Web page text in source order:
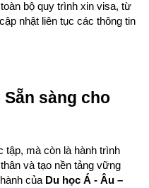
bộ quy trình xin visa, từ
nhật liên tục các thông tin
sàng cho
tập, mà còn là hành trình
và tạo nền tảng vững
của Du học Á - Âu –